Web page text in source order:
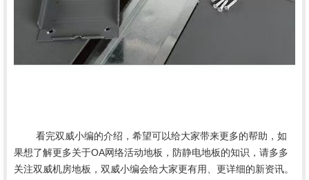
看完双威小编的介绍，希望可以给大家带来更多的帮助，如
果想了解更多关于OA网络活动地板，防静电地板的知识，请多多
关注双威机房地板，双威小编会给大家更有用、更详细的新资讯。